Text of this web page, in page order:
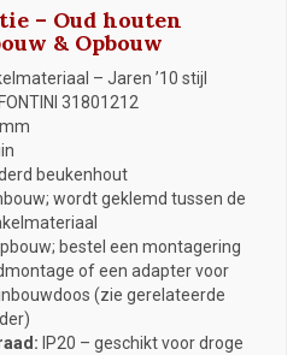
– Oud houten
& Opbouw
– Jaren ’10 stijl
FONTINI 31801212
beukenhout
wordt geklemd tussen de
bestel een montagering
of een adapter voor
(zie gerelateerde
IP20 – geschikt voor droge